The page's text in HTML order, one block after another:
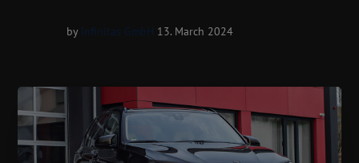
by Infinitas GmbH 13. March 2024